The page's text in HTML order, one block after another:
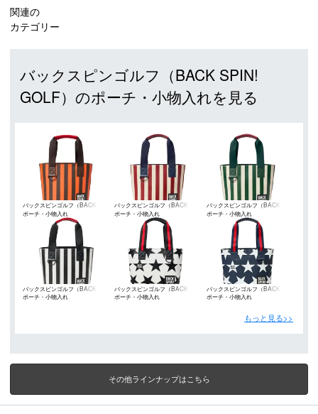
関連の
カテゴリー
バックスピンゴルフ（BACK SPIN!
GOLF）のポーチ・小物入れを見る
バックスピンゴルフ（BACK
SPIN! GOLF）
ポーチ・小物入れ
バックスピンゴルフ（BACK
SPIN! GOLF）
ポーチ・小物入れ
バックスピンゴルフ（BACK
SPIN! GOLF）
ポーチ・小物入れ
バックスピンゴルフ（BACK
SPIN! GOLF）
ポーチ・小物入れ
バックスピンゴルフ（BACK
SPIN! GOLF）
ポーチ・小物入れ
バックスピンゴルフ（BACK
SPIN! GOLF）
ポーチ・小物入れ
もっと見る>>
その他ラインナップはこちら